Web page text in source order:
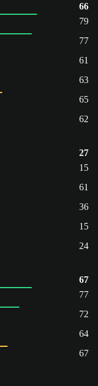
66
79
77
61
63
65
62
27
15
61
36
15
24
67
77
72
64
67